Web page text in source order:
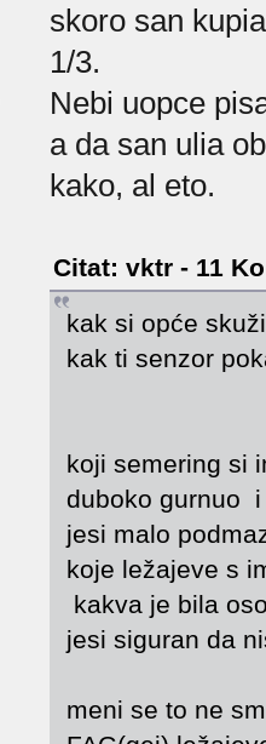
skoro san
1/3.
Nebi uopce
a da san ulia
kako, al eto.
Citat: vktr - 11
kak si opće
kak ti senzor
koji semering si
duboko gurnuo i
jesi malo
koje ležajeve s
kakva je bila
jesi siguran da
meni se to ne